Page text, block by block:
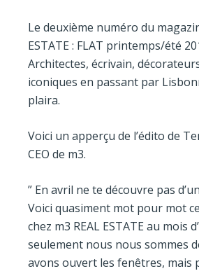
Le deuxième numéro du
ESTATE : FLAT printemps/été
Architectes, écrivain,
iconiques en passant par
plaira.
Voici un apperçu de l’édito de
CEO de m3.
” En avril ne te découvre pas
Voici quasiment mot pour mot
chez m3 REAL ESTATE au mois
seulement nous nous sommes
avons ouvert les fenêtres, mais